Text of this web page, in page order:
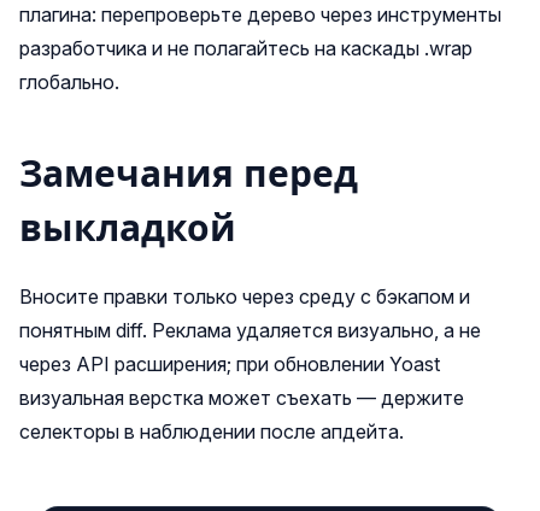
плагина: перепроверьте дерево через инструменты
разработчика и не полагайтесь на каскады .wrap
глобально.
Замечания перед
выкладкой
Вносите правки только через среду с бэкапом и
понятным diff. Реклама удаляется визуально, а не
через API расширения; при обновлении Yoast
визуальная верстка может съехать — держите
селекторы в наблюдении после апдейта.